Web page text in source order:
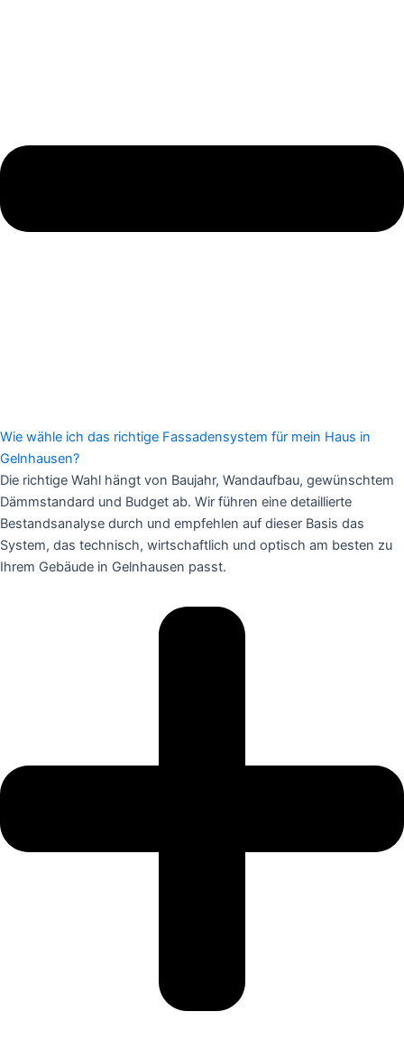
Wie wähle ich das richtige Fassadensystem für mein Haus in
Gelnhausen?
Die richtige Wahl hängt von Baujahr, Wandaufbau, gewünschtem
Dämmstandard und Budget ab. Wir führen eine detaillierte
Bestandsanalyse durch und empfehlen auf dieser Basis das
System, das technisch, wirtschaftlich und optisch am besten zu
Ihrem Gebäude in Gelnhausen passt.